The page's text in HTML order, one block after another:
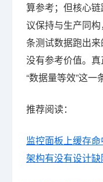
算参考；但核心
议保持与生产同
条测试数据跑出
没有参考价值。
“数据量等效”这一
推荐阅读：
监控面板上缓存
架构有没有设计缺